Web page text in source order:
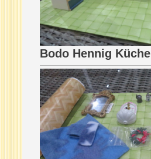
Bodo Hennig Küche